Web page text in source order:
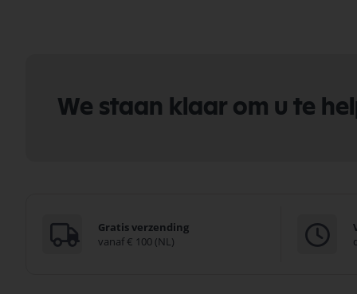
We staan klaar om u te
Gratis verzending
vanaf € 100 (NL)